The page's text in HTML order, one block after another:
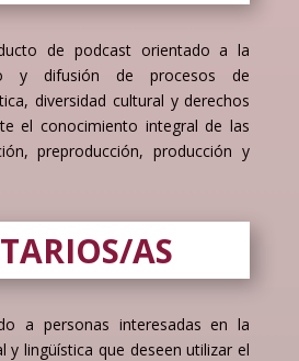
de podcast orientado a la
y difusión de procesos de
diversidad cultural y derechos
el conocimiento integral de las
preproducción, producción y
AS
a personas interesadas en la
y lingüística que deseen utilizar el